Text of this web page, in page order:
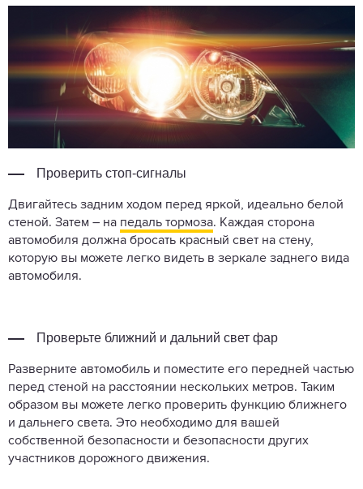
Проверить стоп-сигналы
Двигайтесь задним ходом перед яркой, идеально белой
стеной. Затем – на педаль тормоза. Каждая сторона
автомобиля должна бросать красный свет на стену,
которую вы можете легко видеть в зеркале заднего вида
автомобиля.
Проверьте ближний и дальний свет фар
Разверните автомобиль и поместите его передней частью
перед стеной на расстоянии нескольких метров. Таким
образом вы можете легко проверить функцию ближнего
и дальнего света. Это необходимо для вашей
собственной безопасности и безопасности других
участников дорожного движения.